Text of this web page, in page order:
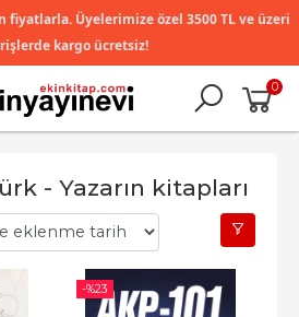
fiyatlarla. Üyelerimize özel 3500 TL ve üzeri
kargo ücretsiz!
0
- Yazarın kitapları
-%23